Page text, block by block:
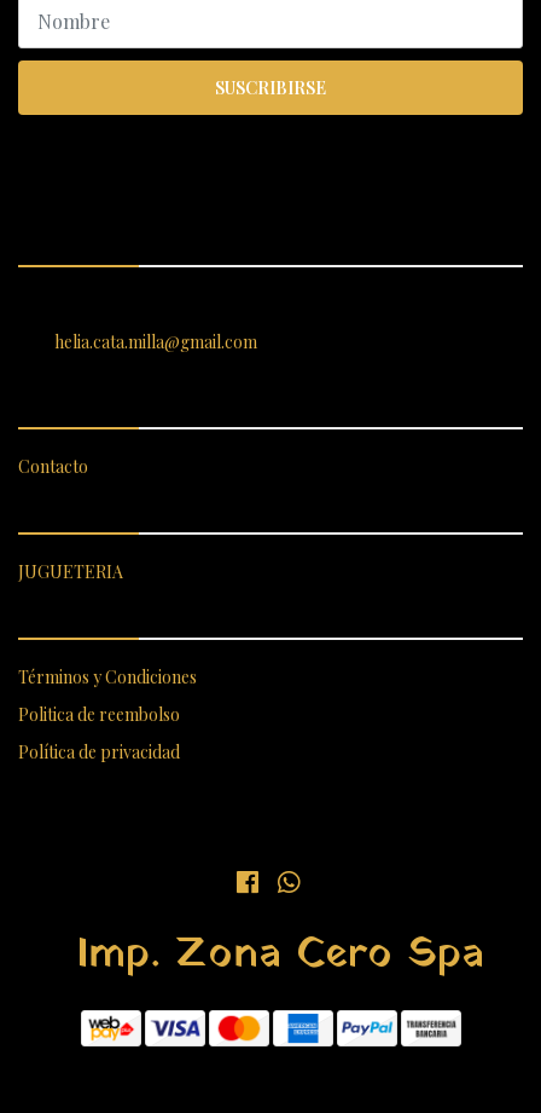
SUSCRIBIRSE
helia.cata.milla@gmail.com
Contacto
JUGUETERIA
Términos y Condiciones
Politica de reembolso
Política de privacidad
Imp. Zona Cero Spa